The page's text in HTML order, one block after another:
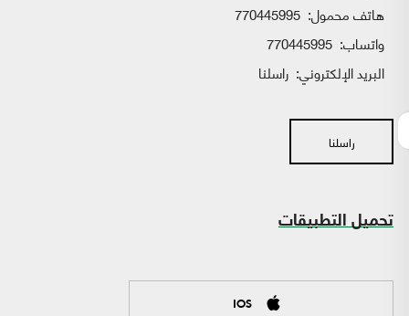
هاتف محمول: 770445995
واتساب:
البريد الإلكتروني: راسلنا
راسلنا
تحميل التطبيقات
IOS